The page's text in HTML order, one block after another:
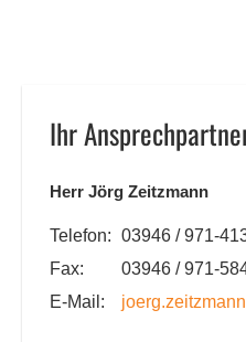
Ihr
Herr Jörg Zeitzmann
Telefon: 03946 / 971-
Fax:
03946 / 971-
E-Mail:
joerg.zeitzmann